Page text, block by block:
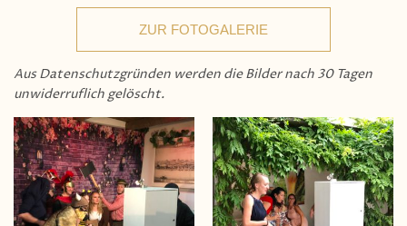
ZUR FOTOGALERIE
Aus Datenschutzgründen werden die Bilder nach 30 Tagen
unwiderruflich gelöscht.